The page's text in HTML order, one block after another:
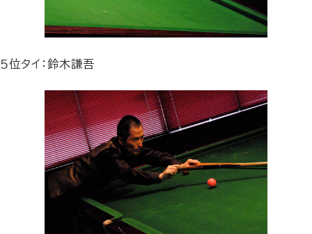
５位タイ：鈴木謙吾